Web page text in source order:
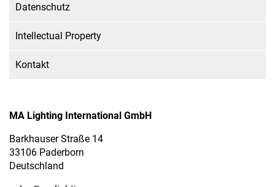
Datenschutz
Intellectual Property
Kontakt
MA Lighting International GmbH
Barkhauser Straße 14
33106 Paderborn
Deutschland